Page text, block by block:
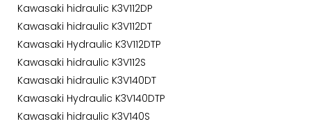
Kawasaki hidraulic K3V112DP
Kawasaki hidraulic K3V112DT
Kawasaki Hydraulic K3V112DTP
Kawasaki hidraulic K3V112S
Kawasaki hidraulic K3V140DT
Kawasaki Hydraulic K3V140DTP
Kawasaki hidraulic K3V140S